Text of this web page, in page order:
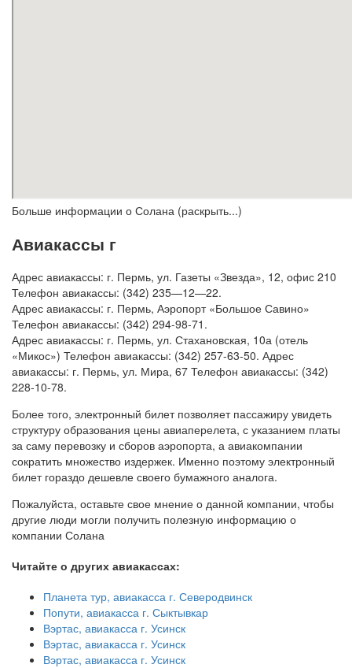
Больше информации о Солана (раскрыть...)
Авиакассы г
Адрес авиакассы: г. Пермь, ул. Газеты «Звезда», 12, офис 210
Телефон авиакассы: (342) 235—12—22.
Адрес авиакассы: г. Пермь, Аэропорт «Большое Савино»
Телефон авиакассы: (342) 294-98-71.
Адрес авиакассы: г. Пермь, ул. Стахановская, 10а (отель
«Микос») Телефон авиакассы: (342) 257-63-50. Адрес
авиакассы: г. Пермь, ул. Мира, 67 Телефон авиакассы: (342)
228-10-78.
Более того, электронный билет позволяет пассажиру увидеть
структуру образования цены авиаперелета, с указанием платы
за саму перевозку и сборов аэропорта, а авиакомпании
сократить множество издержек. Именно поэтому электронный
билет гораздо дешевле своего бумажного аналога.
Пожалуйста, оставьте свое мнение о данной компании, чтобы
другие люди могли получить полезную информацию о
компании Солана
Читайте о других авиакассах:
Планета тур, авиакасса г. Северодвинск
Попути, авиакасса г. Сыктывкар
Вэртас, авиакасса г. Усинск
Вэртас, авиакасса г. Усинск
Вэртас, авиакасса г. Усинск